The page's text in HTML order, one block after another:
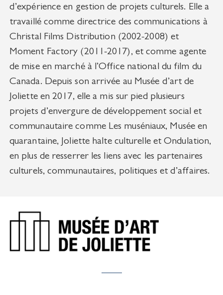
d’expérience en gestion de projets culturels. Elle a
travaillé comme directrice des communications à
Christal Films Distribution (2002-2008) et
Moment Factory (2011-2017), et comme agente
de mise en marché à l’Office national du film du
Canada. Depuis son arrivée au Musée d’art de
Joliette en 2017, elle a mis sur pied plusieurs
projets d’envergure de développement social et
communautaire comme Les muséniaux, Musée en
quarantaine, Joliette halte culturelle et Ondulation,
en plus de resserrer les liens avec les partenaires
culturels, communautaires, politiques et d’affaires.